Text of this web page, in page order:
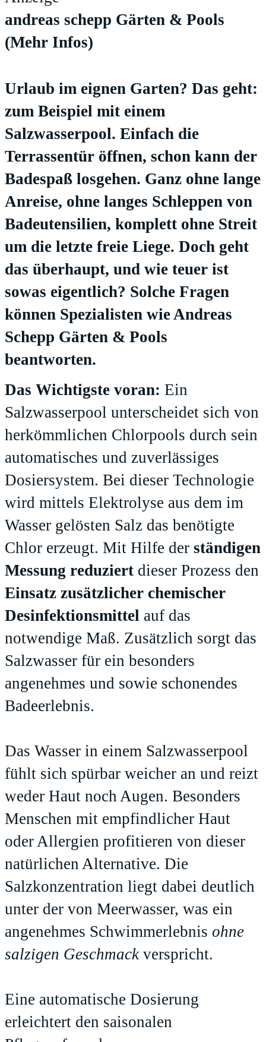
andreas schepp Gärten & Pools
(Mehr Infos)
Urlaub im eignen Garten? Das geht:
zum Beispiel mit einem
Salzwasserpool. Einfach die
Terrassentür öffnen, schon kann der
Badespaß losgehen. Ganz ohne lange
Anreise, ohne langes Schleppen von
Badeutensilien, komplett ohne Streit
um die letzte freie Liege. Doch geht
das überhaupt, und wie teuer ist
sowas eigentlich? Solche Fragen
können Spezialisten wie Andreas
Schepp Gärten & Pools
beantworten.
Das Wichtigste voran: Ein
Salzwasserpool unterscheidet sich von
herkömmlichen Chlorpools durch sein
automatisches und zuverlässiges
Dosiersystem. Bei dieser Technologie
wird mittels Elektrolyse aus dem im
Wasser gelösten Salz das benötigte
Chlor erzeugt. Mit Hilfe der ständigen
Messung reduziert dieser Prozess den
Einsatz zusätzlicher chemischer
Desinfektionsmittel auf das
notwendige Maß. Zusätzlich sorgt das
Salzwasser für ein besonders
angenehmes und sowie schonendes
Badeerlebnis.
Das Wasser in einem Salzwasserpool
fühlt sich spürbar weicher an und reizt
weder Haut noch Augen. Besonders
Menschen mit empfindlicher Haut
oder Allergien profitieren von dieser
natürlichen Alternative. Die
Salzkonzentration liegt dabei deutlich
unter der von Meerwasser, was ein
angenehmes Schwimmerlebnis ohne
salzigen Geschmackverspricht.
Eine automatische Dosierung
erleichtert den saisonalen